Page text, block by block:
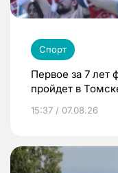
Спорт
Первое за 7 лет
пройдет в
15:37 / 07.08.26